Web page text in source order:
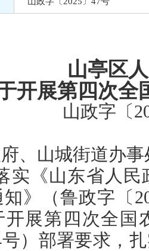
山亭区
开展第四次全
山政字〔
、山城街道办
实《山东省人
》（鲁政字〔
开展第四次全国
号）部署要求，